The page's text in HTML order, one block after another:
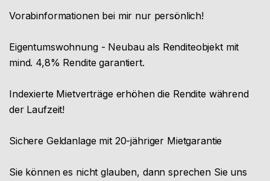
Vorabinformationen bei mir nur persönlich!
Eigentumswohnung - Neubau als Renditeobjekt mit
mind. 4,8% Rendite garantiert.
Indexierte Mietverträge erhöhen die Rendite während
der Laufzeit!
Sichere Geldanlage mit 20-jähriger Mietgarantie
Sie können es nicht glauben, dann sprechen Sie uns